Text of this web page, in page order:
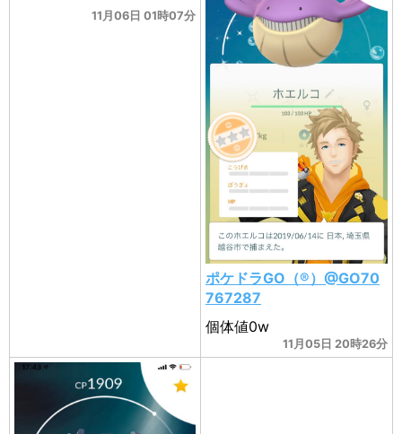
11月06日 01時07分
ポケドラGO（®️）@GO70
767287
個体値0w
11月05日 20時26分